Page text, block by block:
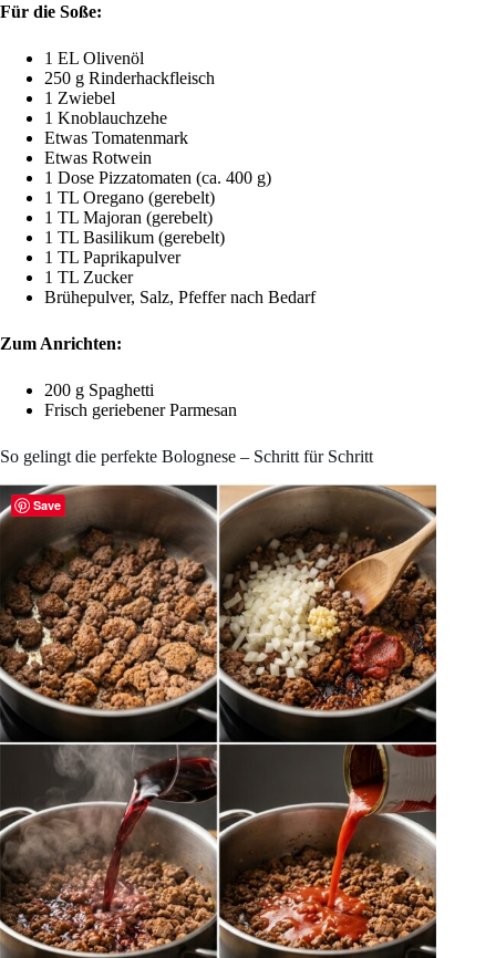
Für die Soße:
1 EL Olivenöl
250 g Rinderhackfleisch
1 Zwiebel
1 Knoblauchzehe
Etwas Tomatenmark
Etwas Rotwein
1 Dose Pizzatomaten (ca. 400 g)
1 TL Oregano (gerebelt)
1 TL Majoran (gerebelt)
1 TL Basilikum (gerebelt)
1 TL Paprikapulver
1 TL Zucker
Brühepulver, Salz, Pfeffer nach Bedarf
Zum Anrichten:
200 g Spaghetti
Frisch geriebener Parmesan
So gelingt die perfekte Bolognese – Schritt für Schritt
Save